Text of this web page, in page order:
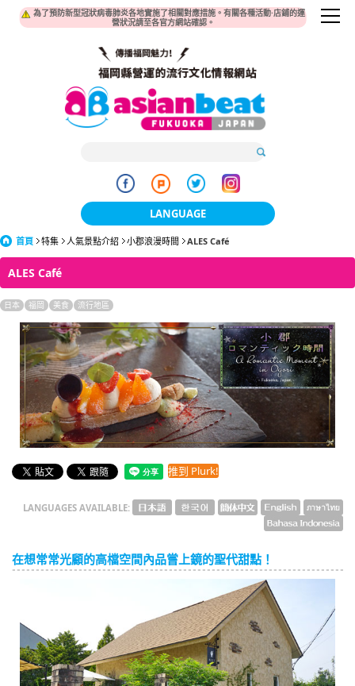
為了預防新型冠狀病毒肺炎各地實施了相關對應措施。有關各種活動·店鋪的運
營狀況請至各官方網站確認。
LANGUAGE
日本語
繁體中文
English
ภาษาไทย
tiéng Viêt
Bahasa Indonesia
首頁 特集 人氣景點介紹 小郡浪漫時間 ALES Café
ALES Café
日本 福岡 美食 流行地區
推到 Plurk!
LANGUAGES AVAILABLE:
在想常常光顧的高檔空間內品嘗上鏡的聖代甜點！